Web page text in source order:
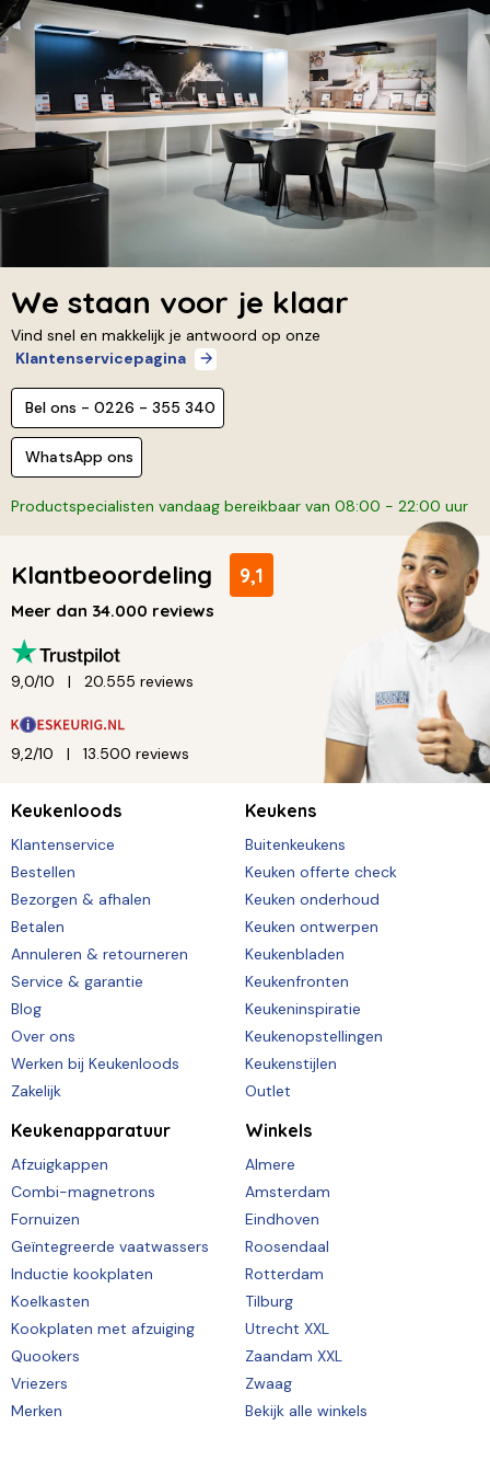
We staan voor je klaar
Vind snel en makkelijk je antwoord op onze
Klantenservicepagina
Bel ons - 0226 - 355 340
WhatsApp ons
Productspecialisten vandaag bereikbaar van 08:00 - 22:00 uur
Klantbeoordeling 9,1
Meer dan 34.000 reviews
9,0/10 20.555 reviews
9,2/10 13.500 reviews
Keukenloods
Klantenservice
Bestellen
Bezorgen & afhalen
Betalen
Annuleren & retourneren
Service & garantie
Blog
Over ons
Werken bij Keukenloods
Zakelijk
Keukens
Buitenkeukens
Keuken offerte check
Keuken onderhoud
Keuken ontwerpen
Keukenbladen
Keukenfronten
Keukeninspiratie
Keukenopstellingen
Keukenstijlen
Outlet
Keukenapparatuur
Afzuigkappen
Combi-magnetrons
Fornuizen
Geïntegreerde vaatwassers
Inductie kookplaten
Koelkasten
Kookplaten met afzuiging
Quookers
Vriezers
Merken
Winkels
Almere
Amsterdam
Eindhoven
Roosendaal
Rotterdam
Tilburg
Utrecht XXL
Zaandam XXL
Zwaag
Bekijk alle winkels